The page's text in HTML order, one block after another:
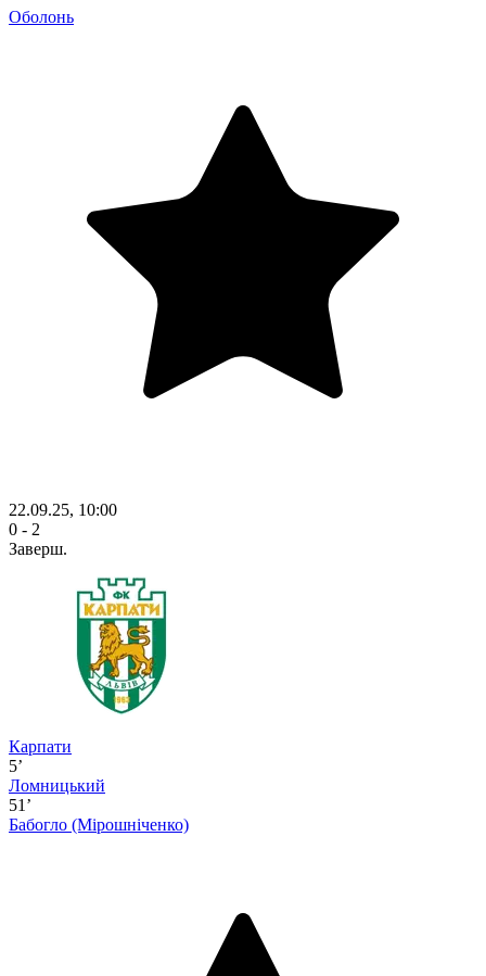
Оболонь
22.09.25, 10:00
0 - 2
Заверш.
Карпати
5’
Ломницький
51’
Бабогло (Мірошніченко)